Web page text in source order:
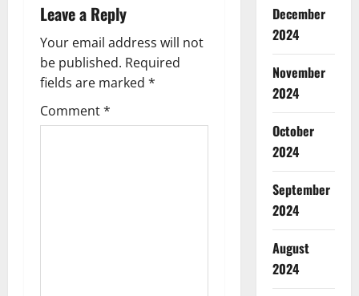
v
i
g
a
Leave a Reply
Your email address will not
be published. Required
fields are marked *
Comment*
December
2024
November
2024
October
2024
September
2024
August
2024